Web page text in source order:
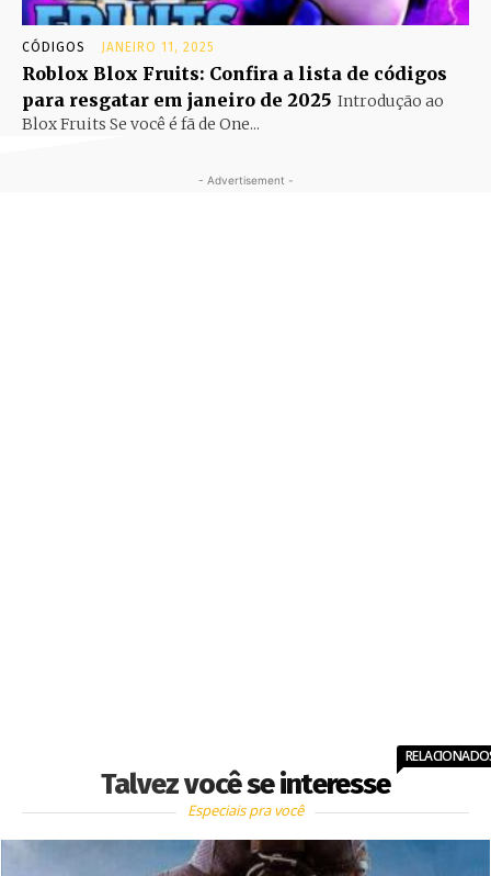
CÓDIGOS JANEIRO 11, 2025
Roblox Blox Fruits: Confira a lista de códigos
para resgatar em janeiro de 2025 Introdução ao
Blox Fruits Se você é fã de One...
- Advertisement -
Talvez você se interesse
Especiais pra você